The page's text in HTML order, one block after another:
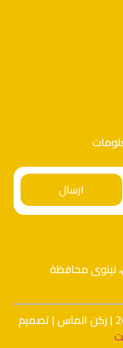
ارسال
جميع الحقوق محفوظة © 2026-2024 | ركن الماس | تصميم